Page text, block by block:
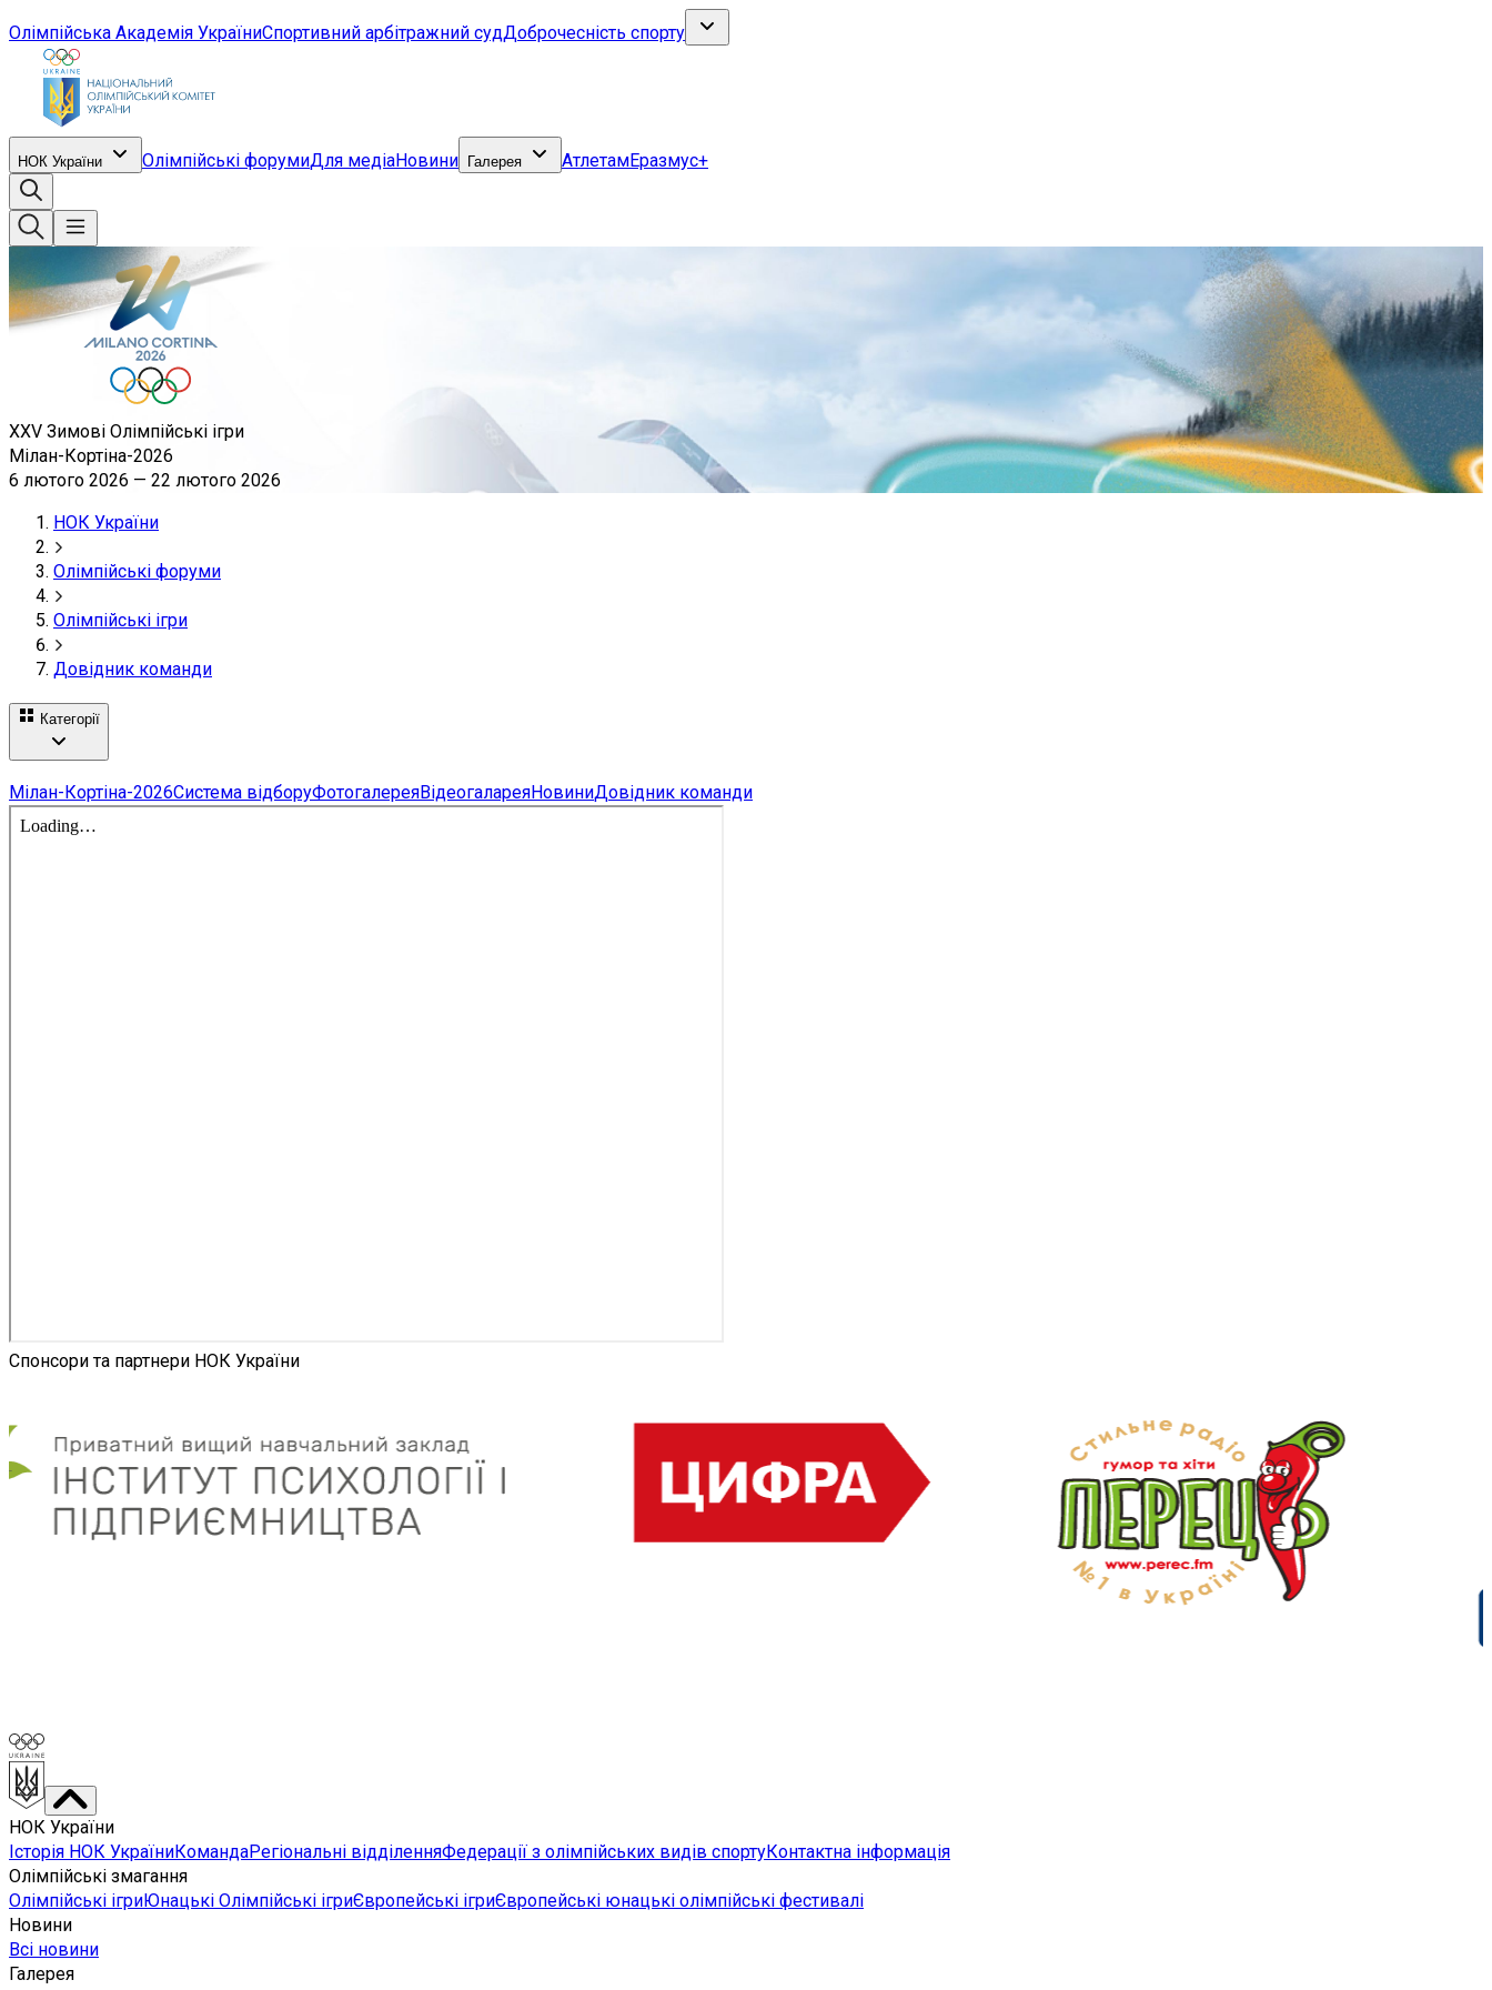
Олімпійська Академія УкраїниСпортивний арбітражний судДоброчесність спорту
НОК України Олімпійські форумиДля медіаНовини Галерея АтлетамЕразмус+
XXV Зимові Олімпійські ігри
Мілан-Кортіна-2026
6 лютого 2026 — 22 лютого 2026
НОК України
Олімпійські форуми
Олімпійські ігри
Довідник команди
Категорії
Мілан-Кортіна-2026Система відборуФотогалереяВідеогалареяНовиниДовідник команди
Спонсори та партнери НОК України
НОК України
Історія НОК УкраїниКомандаРегіональні відділенняФедерації з олімпійських видів спортуКонтактна інформація
Олімпійські змагання
Олімпійські ігриЮнацькі Олімпійські ігриЄвропейські ігриЄвропейські юнацькі олімпійські фестивалі
Новини
Всі новини
Галерея